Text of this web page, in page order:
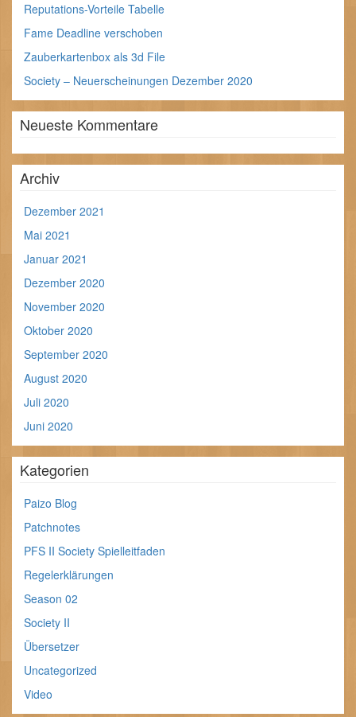
Reputations-Vorteile Tabelle
Fame Deadline verschoben
Zauberkartenbox als 3d File
Society – Neuerscheinungen Dezember 2020
Neueste Kommentare
Archiv
Dezember 2021
Mai 2021
Januar 2021
Dezember 2020
November 2020
Oktober 2020
September 2020
August 2020
Juli 2020
Juni 2020
Kategorien
Paizo Blog
Patchnotes
PFS II Society Spielleitfaden
Regelerklärungen
Season 02
Society II
Übersetzer
Uncategorized
Video